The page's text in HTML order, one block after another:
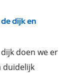
dijk en
doen we er
duidelijk